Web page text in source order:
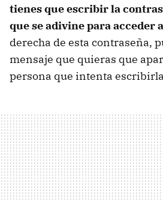
tienes que escribir la
que se adivine para acceder
derecha de esta contraseña,
mensaje que quieras que
persona que intenta